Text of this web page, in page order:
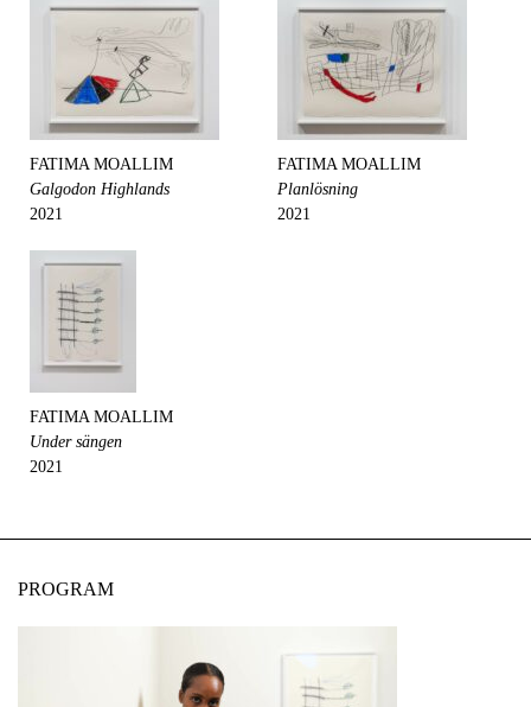
FATIMA MOALLIM
Galgodon Highlands
2021
FATIMA MOALLIM
Planlösning
2021
FATIMA MOALLIM
Under sängen
2021
PROGRAM